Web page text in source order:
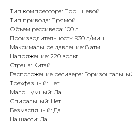
Тип компрессора: Поршневой
Тип привода: Прямой
Объем рессивера: 100 л
Производительность: 930 л/мин
Максимальное давление: 8 атм.
Напряжение: 220 вольт
Страна: Китай
Расположение ресивера:
Трехфазный: Нет
Малошумный: Да
Спиральный: Нет
Безмасляный: Да
На шасси: Да